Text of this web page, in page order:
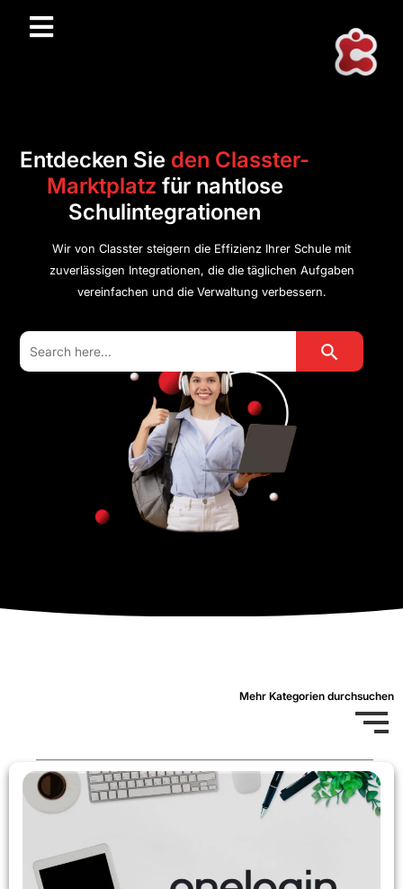
Entdecken Sie den Classter-
Marktplatz für nahtlose
Schulintegrationen
Wir von Classter steigern die Effizienz Ihrer Schule mit
zuverlässigen Integrationen, die die täglichen Aufgaben
vereinfachen und die Verwaltung verbessern.
Search
for:
Search Button
Mehr Kategorien durchsuchen